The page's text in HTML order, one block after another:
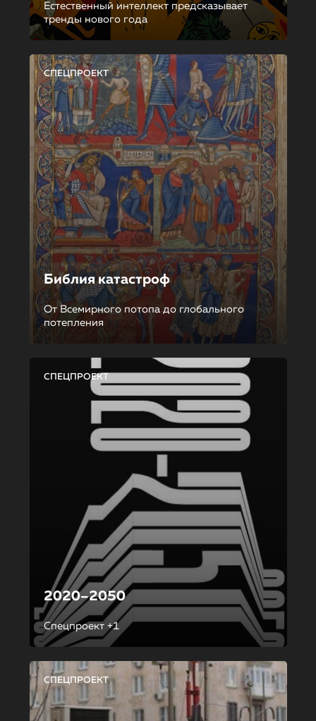
Естественный интеллект предсказывает
тренды нового года
СПЕЦПРОЕКТ
Библия катастроф
От Всемирного потопа до глобального
потепления
СПЕЦПРОЕКТ
2020–2050
Спецпроект +1
СПЕЦПРОЕКТ